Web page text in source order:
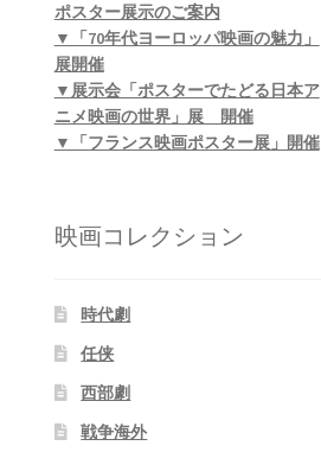
ポスター展示のご案内
▼「70年代ヨーロッパ映画の魅力」
展開催
▼展示会「ポスターでたどる日本ア
ニメ映画の世界」展 開催
▼「フランス映画ポスター展」開催
映画コレクション
時代劇
任侠
西部劇
戦争海外